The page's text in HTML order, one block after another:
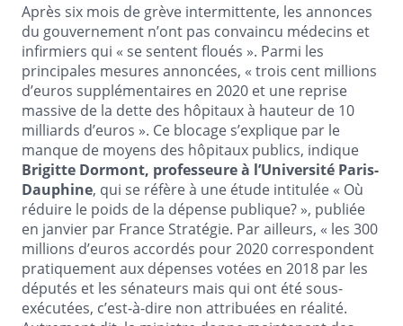
Après six mois de grève intermittente, les annonces
du gouvernement n’ont pas convaincu médecins et
infirmiers qui « se sentent floués ». Parmi les
principales mesures annoncées, « trois cent millions
d’euros supplémentaires en 2020 et une reprise
massive de la dette des hôpitaux à hauteur de 10
milliards d’euros ». Ce blocage s’explique par le
manque de moyens des hôpitaux publics, indique
Brigitte Dormont, professeure à l’Université Paris-
Dauphine, qui se réfère à une étude intitulée « Où
réduire le poids de la dépense publique? », publiée
en janvier par France Stratégie. Par ailleurs, « les 300
millions d’euros accordés pour 2020 correspondent
pratiquement aux dépenses votées en 2018 par les
députés et les sénateurs mais qui ont été sous-
exécutées, c’est-à-dire non attribuées en réalité.